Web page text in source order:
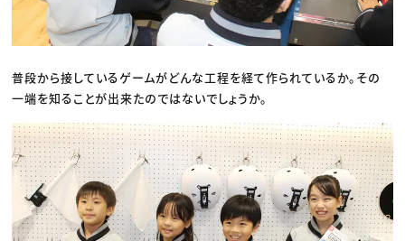
普段から接しているゲームがどんな工程を経て作られているか。その
一端を知ることが出来たのではないでしょうか。